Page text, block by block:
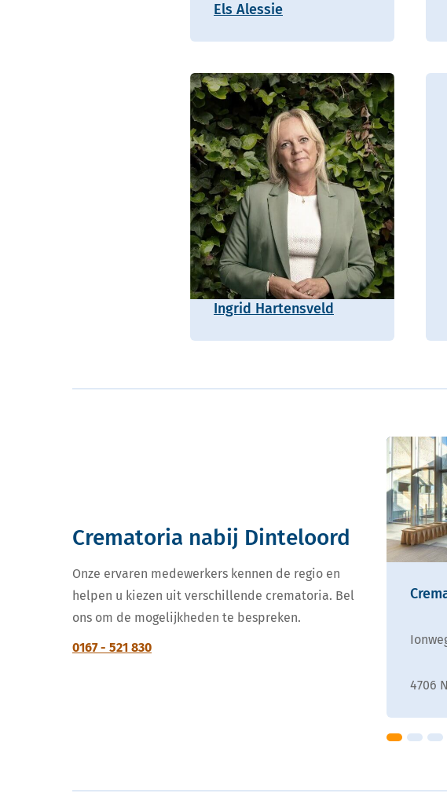
Els Alessie
Ingrid Hartensveld
Crematoria nabij Dinteloord
Onze ervaren medewerkers kennen de regio en
helpen u kiezen uit verschillende crematoria. Bel
ons om de mogelijkheden te bespreken.
0167 - 521 830
4706